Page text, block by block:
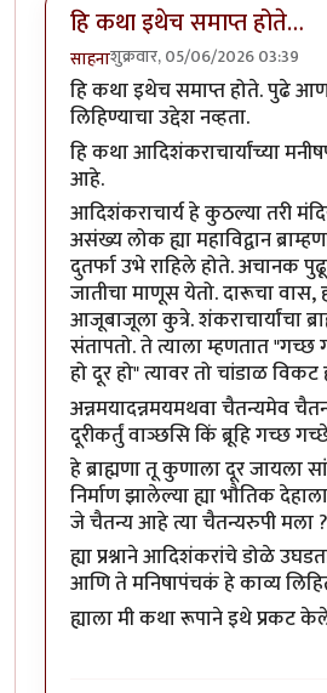
हि कथा इथेच समाप्त होते…
साहनाशुक्रवार, 05/06/2026 03:39
हि कथा इथेच समाप्त होते. पुढे
लिहिण्याचा उद्देश नव्हता.
हि कथा आदिशंकराचार्यांच्या
आहे.
आदिशंकराचार्य हे कुठल्या तरी
असंख्य लोक ह्या महाविद्वान
दुतर्फा उभे राहिले होते. अचानक
जातीचा माणूस येतो. दारूचा
आजूबाजूला कुत्रे. शंकराचार्यांचा
संतापतो. ते त्याला म्हणतात
हो दूर हो" त्यावर तो चांडाळ
अन्नमयादन्नमयमथवा चैतन्यमेव
दूरीकर्तुं वाञ्छसि किं ब्रूहि गच्छ
हे ब्राह्मणा तू कुणाला दूर जायला
निर्माण झालेल्या ह्या भौतिक
जे चैतन्य आहे त्या चैतन्यरुपी मला ?
ह्या प्रश्नाने आदिशंकरांचे डोळे
आणि ते मनिषापंचकं हे काव्य
ह्याला मी कथा रूपाने इथे प्रकट